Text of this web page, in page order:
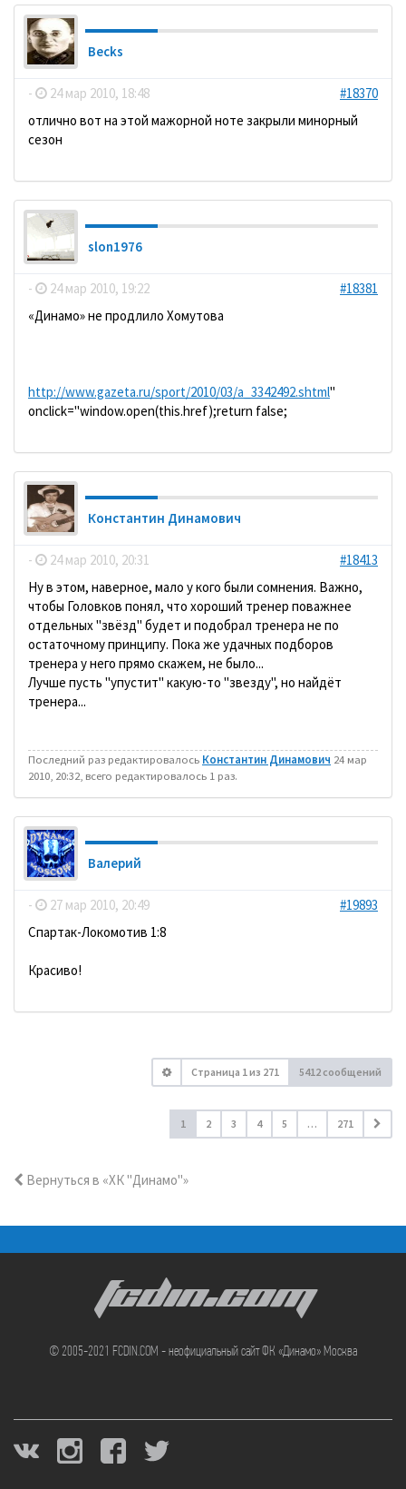
Becks
- 24 мар 2010, 18:48
#18370
отлично вот на этой мажорной ноте закрыли минорный
сезон
slon1976
- 24 мар 2010, 19:22
#18381
«Динамо» не продлило Хомутова
http://www.gazeta.ru/sport/2010/03/a_3342492.shtml"
onclick="window.open(this.href);return false;
Константин Динамович
- 24 мар 2010, 20:31
#18413
Ну в этом, наверное, мало у кого были сомнения. Важно,
чтобы Головков понял, что хороший тренер поважнее
отдельных "звёзд" будет и подобрал тренера не по
остаточному принципу. Пока же удачных подборов
тренера у него прямо скажем, не было...
Лучше пусть "упустит" какую-то "звезду", но найдёт
тренера...
Последний раз редактировалось Константин Динамович 24 мар
2010, 20:32, всего редактировалось 1 раз.
Валерий
- 27 мар 2010, 20:49
#19893
Спартак-Локомотив 1:8
Красиво!
Страница 1 из 271 5412 сообщений
1 2 3 4 5 … 271
Вернуться в «ХК "Динамо"»
FCDIN.COM
© 2005-2021 FCDIN.COM - неофициальный сайт ФК «Динамо» Москва